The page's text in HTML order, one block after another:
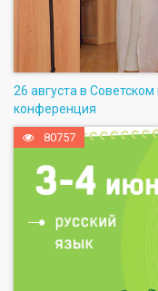
26 августа в
конференция
80757